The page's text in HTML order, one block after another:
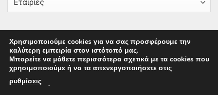
Copyright © 2025 epaidika.gr / All Rights Reserved /
Supported byStarten Development
Χρησιμοποιούμε cookies για να σας προσφέρουμε την
καλύτερη εμπειρία στον ιστότοπό μας.
Μπορείτε να μάθετε περισσότερα σχετικά με τα cookies που
χρησιμοποιούμε ή να τα απενεργοποιήσετε στις
ρυθμίσεις
.
This site uses cookies to offer you a better browsing
experience. By browsing this website, you agree to our